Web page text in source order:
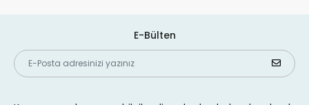
E-Bülten